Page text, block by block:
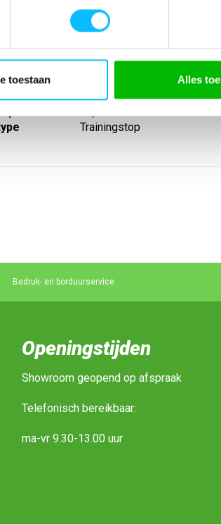
toestaan Alles
Erima
1262401tu
100% polyester (gerecycled)
Korte rits
Teamsport
Trainingstop
Bedruk- en borduurservice
Openingstijden
Showroom geopend op afspraak
Telefonisch bereikbaar:
ma-vr 9.30-13.00 uur